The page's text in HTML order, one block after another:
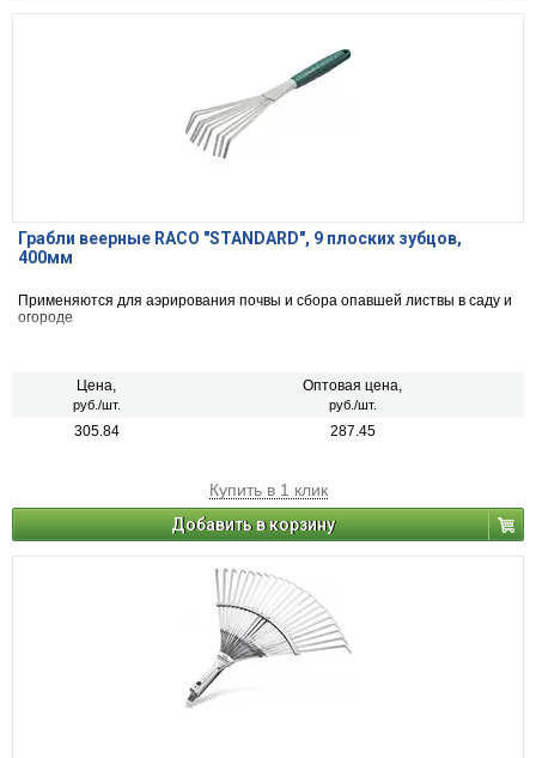
Грабли веерные RACO "STANDARD", 9 плоских зубцов,
400мм
Применяются для аэрирования почвы и сбора опавшей листвы в саду и
огороде
Цена,
руб./шт.
Оптовая цена,
руб./шт.
305.84 287.45
Купить в 1 клик
Добавить в корзину